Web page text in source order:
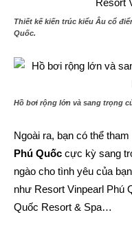
Thiết kế kiến trúc kiểu Âu cổ
Quốc.
Hồ bơi rộng lớn và sang trọng
Ngoài ra, bạn có thể
Phú Quốc cực kỳ sang
ngào cho tình yêu của
như Resort Vinpearl Phú
Quốc Resort & Spa…